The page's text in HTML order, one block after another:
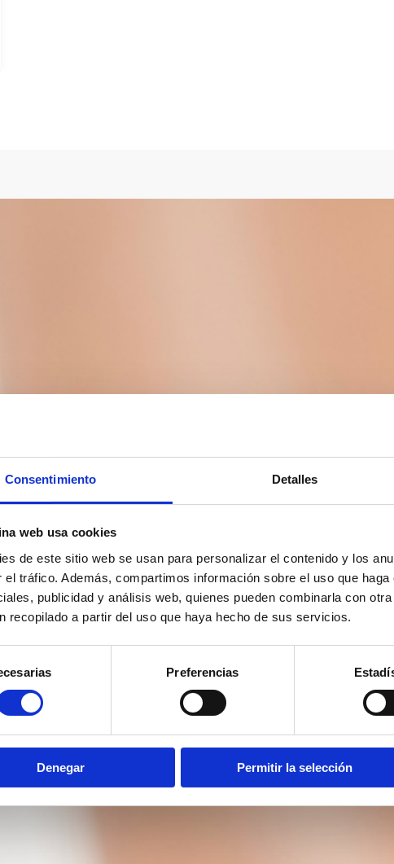
Consentimiento Detalles
web usa cookies
de este sitio web se usan para personalizar el contenido y los
el tráfico. Además, compartimos información sobre el uso que
publicidad y análisis web, quienes pueden combinarla con
recopilado a partir del uso que haya hecho de sus servicios.
Preferencias
Denegar Permitir la selección